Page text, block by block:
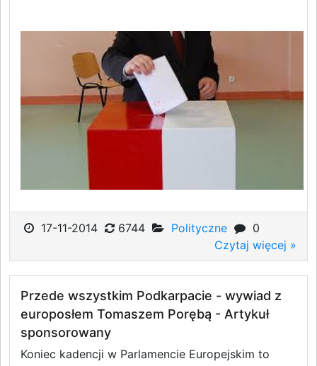
17-11-2014 6744 Polityczne
0
Czytaj więcej »
Przede wszystkim Podkarpacie - wywiad z
europosłem Tomaszem Porębą - Artykuł
sponsorowany
Koniec kadencji w Parlamencie Europejskim to